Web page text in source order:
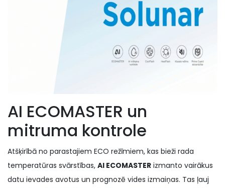
AI ECOMASTER un
mitruma kontrole
Atšķirībā no parastajiem ECO režīmiem, kas bieži rada
temperatūras svārstības, AI ECOMASTER izmanto vairākus
datu ievades avotus un prognozē vides izmaiņas. Tas ļauj